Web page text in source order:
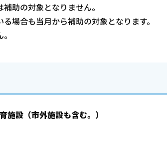
助の対象となりません。
場合も当月から補助の対象となります。
設（市外施設も含む。）